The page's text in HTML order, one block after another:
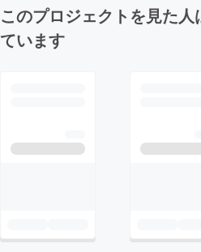
このプロジェクトを見た
ています